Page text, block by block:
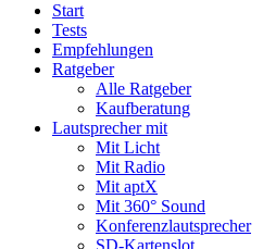
Start
Tests
Empfehlungen
Ratgeber
Alle Ratgeber
Kaufberatung
Lautsprecher mit
Mit Licht
Mit Radio
Mit aptX
Mit 360° Sound
Konferenzlautsprecher
SD-Kartenslot